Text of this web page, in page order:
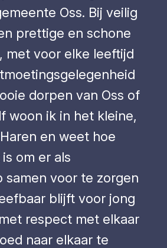
Oss. Bij veilig
prettige en schone
met voor elke leeftijd
dorpen van Oss of
woon ik in het kleine,
en weet hoe
om er als
samen voor te zorgen
blijft voor jong
respect met elkaar
naar elkaar te